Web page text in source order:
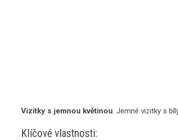
Vizitky s jemnou květinou. Jemné vizitky s
Klíčové vlastnosti: